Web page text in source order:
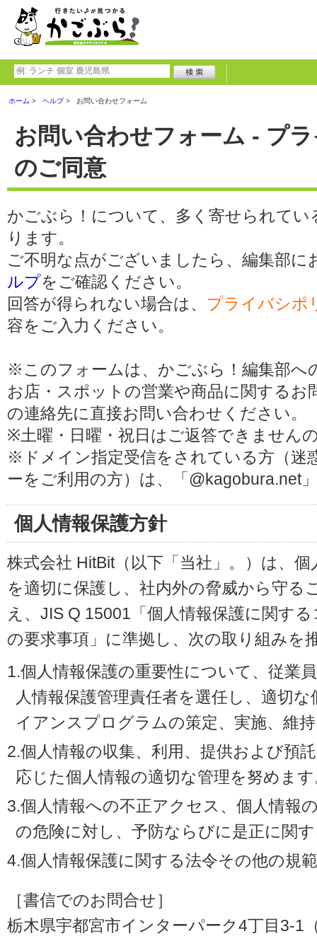
ホーム ヘルプ お問い合わせフォーム
お問い合わせフォーム - プ
のご同意
かごぶら！について、多く寄せられてい
ります。
ご不明な点がございましたら、編集部
ルプをご確認ください。
回答が得られない場合は、 プライバシポ
容をご入力ください。
※このフォームは、かごぶら！編集部へ
お店・スポットの営業や商品に関する
の連絡先に直接お問い合わせください。
※土曜・日曜・祝日はご返答できません
※ドメイン指定受信をされている方（迷
ーをご利用の方）は、「@kagobura.net
個人情報保護方針
株式会社 HitBit（以下「当社」。）は、
を適切に保護し、社内外の脅威から守る
え、JIS Q 15001「個人情報保護に関す
の要求事項」に準拠し、次の取り組みを
1.個人情報保護の重要性について、従業
人情報保護管理責任者を選任し、適切
イアンスプログラムの策定、実施、維
2.個人情報の収集、利用、提供および預
応じた個人情報の適切な管理を努めま
3.個人情報への不正アクセス、個人情報
の危険に対し、予防ならびに是正に関
4.個人情報保護に関する法令その他の規
［書信でのお問合せ］
栃木県宇都宮市インターパーク4丁目3-1